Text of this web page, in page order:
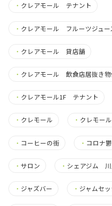
・ クレアモール テナント
・ クレアモール フルーツジュー
・ クレアモール 貸店舗
・ クレアモール 飲食店居抜き
・ クレアモール1F テナント
・ クレモール ・ クレモー
・ コーヒーの街 ・ コロナ鬱
・ サロン ・ シェアジム
・ ジャズバー ・ ジャムセ